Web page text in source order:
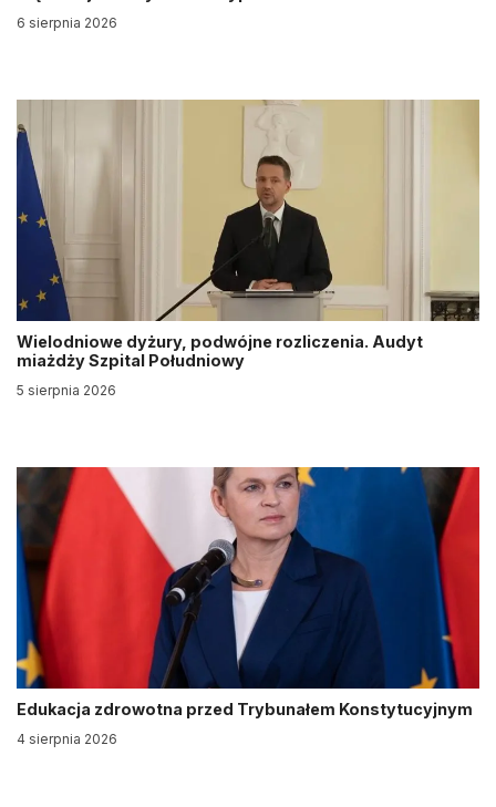
6 sierpnia 2026
Wielodniowe dyżury, podwójne rozliczenia. Audyt
miażdży Szpital Południowy
5 sierpnia 2026
Edukacja zdrowotna przed Trybunałem Konstytucyjnym
4 sierpnia 2026